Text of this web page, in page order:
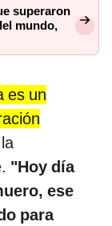
superaron
mundo,
es un
"Hoy día
ese
para